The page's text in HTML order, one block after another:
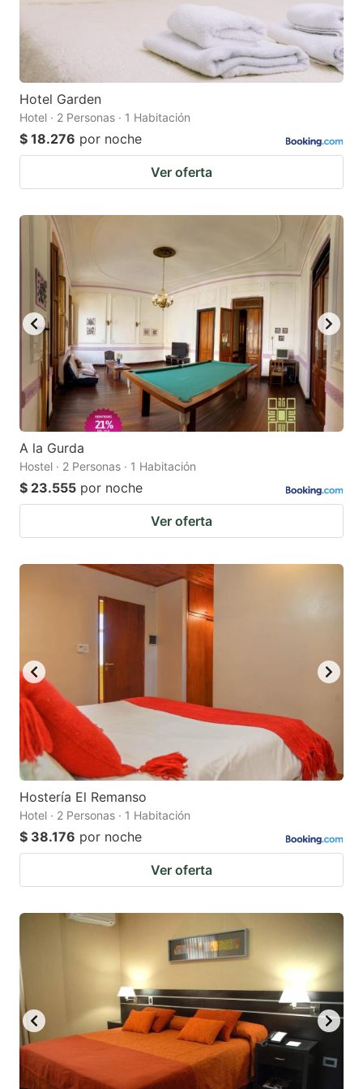
Hotel Garden
Hotel · 2 Personas · 1 Habitación
$ 18.276 por noche
Ver oferta
A la Gurda
Hostel · 2 Personas · 1 Habitación
$ 23.555 por noche
Ver oferta
Hostería El Remanso
Hotel · 2 Personas · 1 Habitación
$ 38.176 por noche
Ver oferta